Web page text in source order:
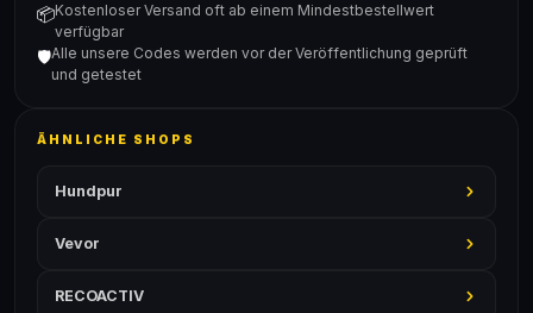
📦Kostenloser Versand oft ab einem Mindestbestellwert
verfügbar
🛡️Alle unsere Codes werden vor der Veröffentlichung geprüft
und getestet
ÄHNLICHE SHOPS
Hundpur
Vevor
RECOACTIV